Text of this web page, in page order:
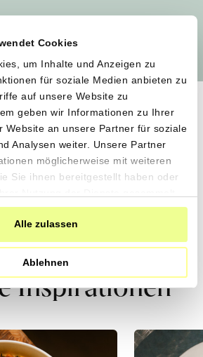
Cookies
um Inhalte und Anzeigen zu
für soziale Medien anbieten zu
auf unsere Website zu
geben wir Informationen zu Ihrer
Website an unsere Partner für soziale
Analysen weiter. Unsere Partner
möglicherweise mit weiteren
Sie ihnen bereitgestellt haben oder
Alle zulassen
Ablehnen
wir
schonend verarbeitet.
echter Geschmack.
direkt zu dir.
0% Zusatzstoffe.
Inspirationen